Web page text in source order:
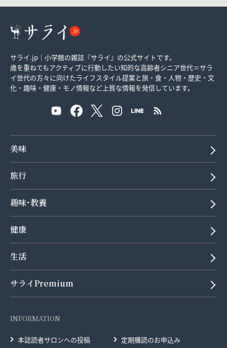
サライ.jp｜小学館の雑誌『サライ』の公式サイトです。
歳を重ねてもアクティブに行動したい知的な高齢者シニア世代＝サラ
イ世代の方々に向けたライフスタイル提案と旅・食・人物・歴史・文
化・趣味・健康・モノ情報など上質な情報を発信しています。
美味
旅行
趣味･教養
健康
生活
サライPremium
INFORMATION
本誌読者サロンへの投稿 定期購読のお申込み